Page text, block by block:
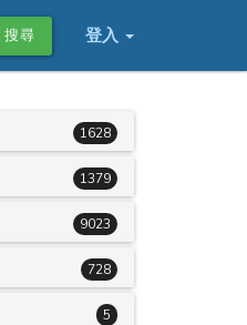
登入
搜尋
1628
1379
9023
728
5